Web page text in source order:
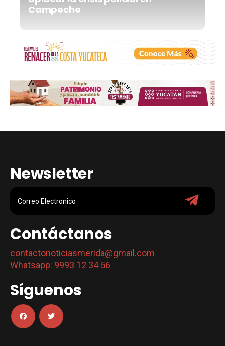
Campeche
Newsletter
Contáctanos
contactonoticiasmerida@gmail.com
Whatsapp: 9993 12 34 56
Síguenos